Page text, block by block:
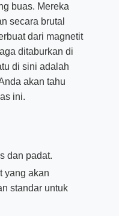
buas. Mereka
secara brutal
dari magnetit
ditaburkan di
di sini adalah
akan tahu
ini.
dan padat.
yang akan
standar untuk